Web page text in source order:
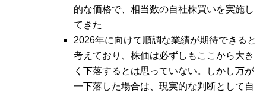
的な価格で、相当数の自社株買いを実施し
てきた
2026年に向けて順調な業績が期待できると
考えており、株価は必ずしもここから大き
く下落するとは思っていない。しかし万が
一下落した場合は、現実的な判断として自